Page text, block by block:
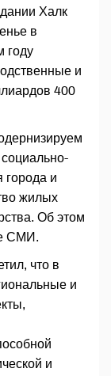
Халк
в
году
и
400
города и
жилых
Об этом
СМИ.
что в
и
и